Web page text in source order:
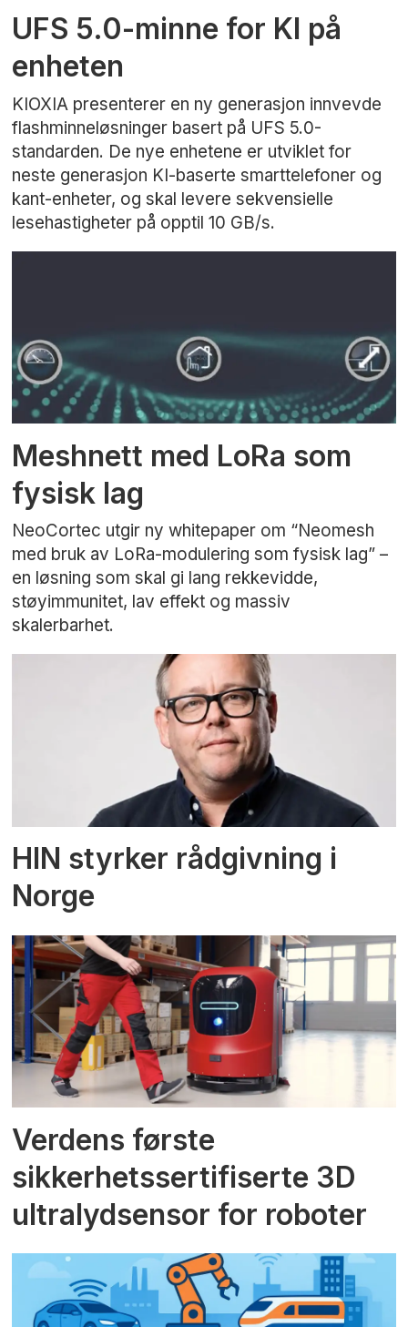
UFS 5.0-minne for KI på
enheten
KIOXIA presenterer en ny generasjon innvevde
flashminneløsninger basert på UFS 5.0-
standarden. De nye enhetene er utviklet for
neste generasjon KI-baserte smarttelefoner og
kant-enheter, og skal levere sekvensielle
lesehastigheter på opptil 10 GB/s.
Meshnett med LoRa som
fysisk lag
NeoCortec utgir ny whitepaper om “Neomesh
med bruk av LoRa-modulering som fysisk lag” –
en løsning som skal gi lang rekkevidde,
støyimmunitet, lav effekt og massiv
skalerbarhet.
HIN styrker rådgivning i
Norge
Verdens første
sikkerhetssertifiserte 3D
ultralydsensor for roboter